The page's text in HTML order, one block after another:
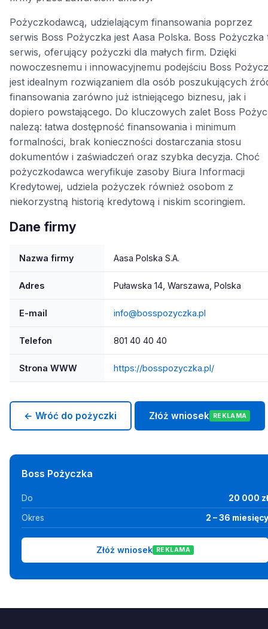
Pożyczkodawcą, udzielającym finansowania poprzez
serwis Boss Pożyczka jest Aasa Polska. Boss Pożyczka
serwis, oferujący pożyczki dla małych firm. Dzięki
nowoczesnemu i innowacyjnemu podejściu Boss
jest idealnym rozwiązaniem dla osób poszukujących
finansowania zarówno już istniejącego biznesu, jak i
dopiero powstającego. Do kluczowych zalet Boss
nalezą: łatwa dostępność finansowania i minimum
formalności, brak konieczności dostarczania stosu
dokumentów i zaświadczeń oraz szybka decyzja. Choć
pożyczkodawca weryfikuje zasoby Biura Informacji
Kredytowej, udziela pożyczek również osobom z
niekorzystną historią kredytową i niskim scoringiem.
Dane firmy
Nazwa firmy Aasa Polska S.A.
Adres Puławska 14, Warszawa, Polska
E-mail info@bosspozyczka.pl
Telefon 801 40 40 40
Strona WWW https://bosspozyczka.pl/
← Wróć do pożyczki Złóż wniosek REKLAMA
Boss Pożyczka
Do 20 000 zł
Okres 2 – 36 miesięcy
Złóż wniosek REKLAMA